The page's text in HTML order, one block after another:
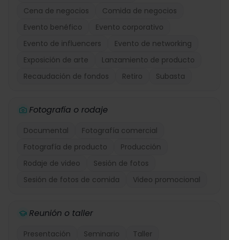
Cena de negocios
Comida de negocios
Evento benéfico
Evento corporativo
Evento de influencers
Evento de networking
Exposición de arte
Lanzamiento de producto
Recaudación de fondos
Retiro Subasta
Fotografía o rodaje
Documental
Fotografía comercial
Fotografía de producto
Producción
Rodaje de video
Sesión de fotos
Sesión de fotos de comida
Video promocional
Reunión o taller
Presentación Seminario Taller